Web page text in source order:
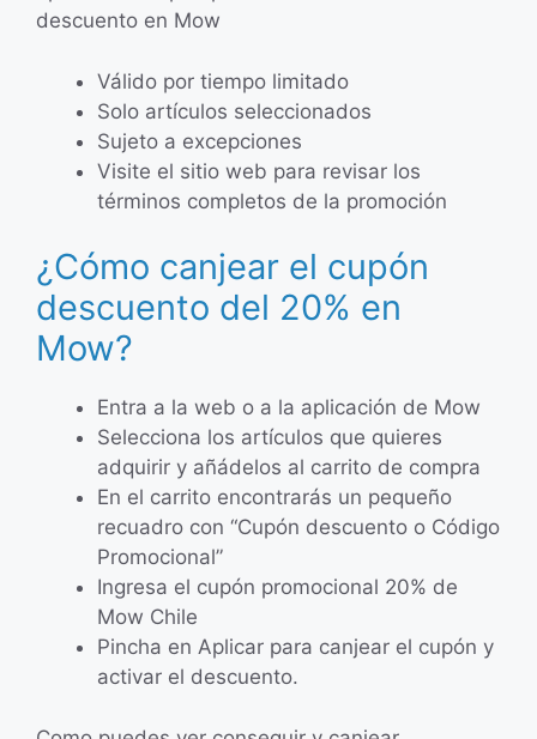
descuento en Mow
Válido por tiempo limitado
Solo artículos seleccionados
Sujeto a excepciones
Visite el sitio web para revisar los
términos completos de la promoción
¿Cómo canjear el cupón
descuento del 20% en
Mow?
Entra a la web o a la aplicación de Mow
Selecciona los artículos que quieres
adquirir y añádelos al carrito de compra
En el carrito encontrarás un pequeño
recuadro con “Cupón descuento o Código
Promocional”
Ingresa el cupón promocional 20% de
Mow Chile
Pincha en Aplicar para canjear el cupón y
activar el descuento.